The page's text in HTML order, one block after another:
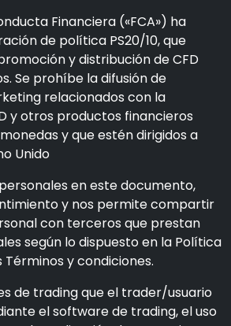
Financiera («FCA») ha
de política PS20/10, que
y distribución de CFD
Se prohíbe la difusión de
relacionados con la
y otros productos financieros
y que estén dirigidos a
Unido
en este documento,
y nos permite compartir
con terceros que prestan
según lo dispuesto en la Política
y condiciones.
de trading que el trader/usuario
el software de trading, el uso